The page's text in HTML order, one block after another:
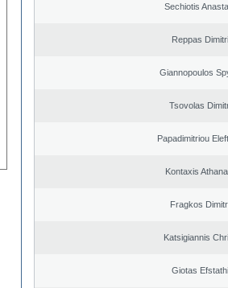
Sechiotis
Reppas
Giannopoulos
Tsovolas
Papadimitriou
Kontaxis
Fragkos
Katsigiannis
Giotas